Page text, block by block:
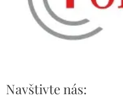
Navštivte nás: